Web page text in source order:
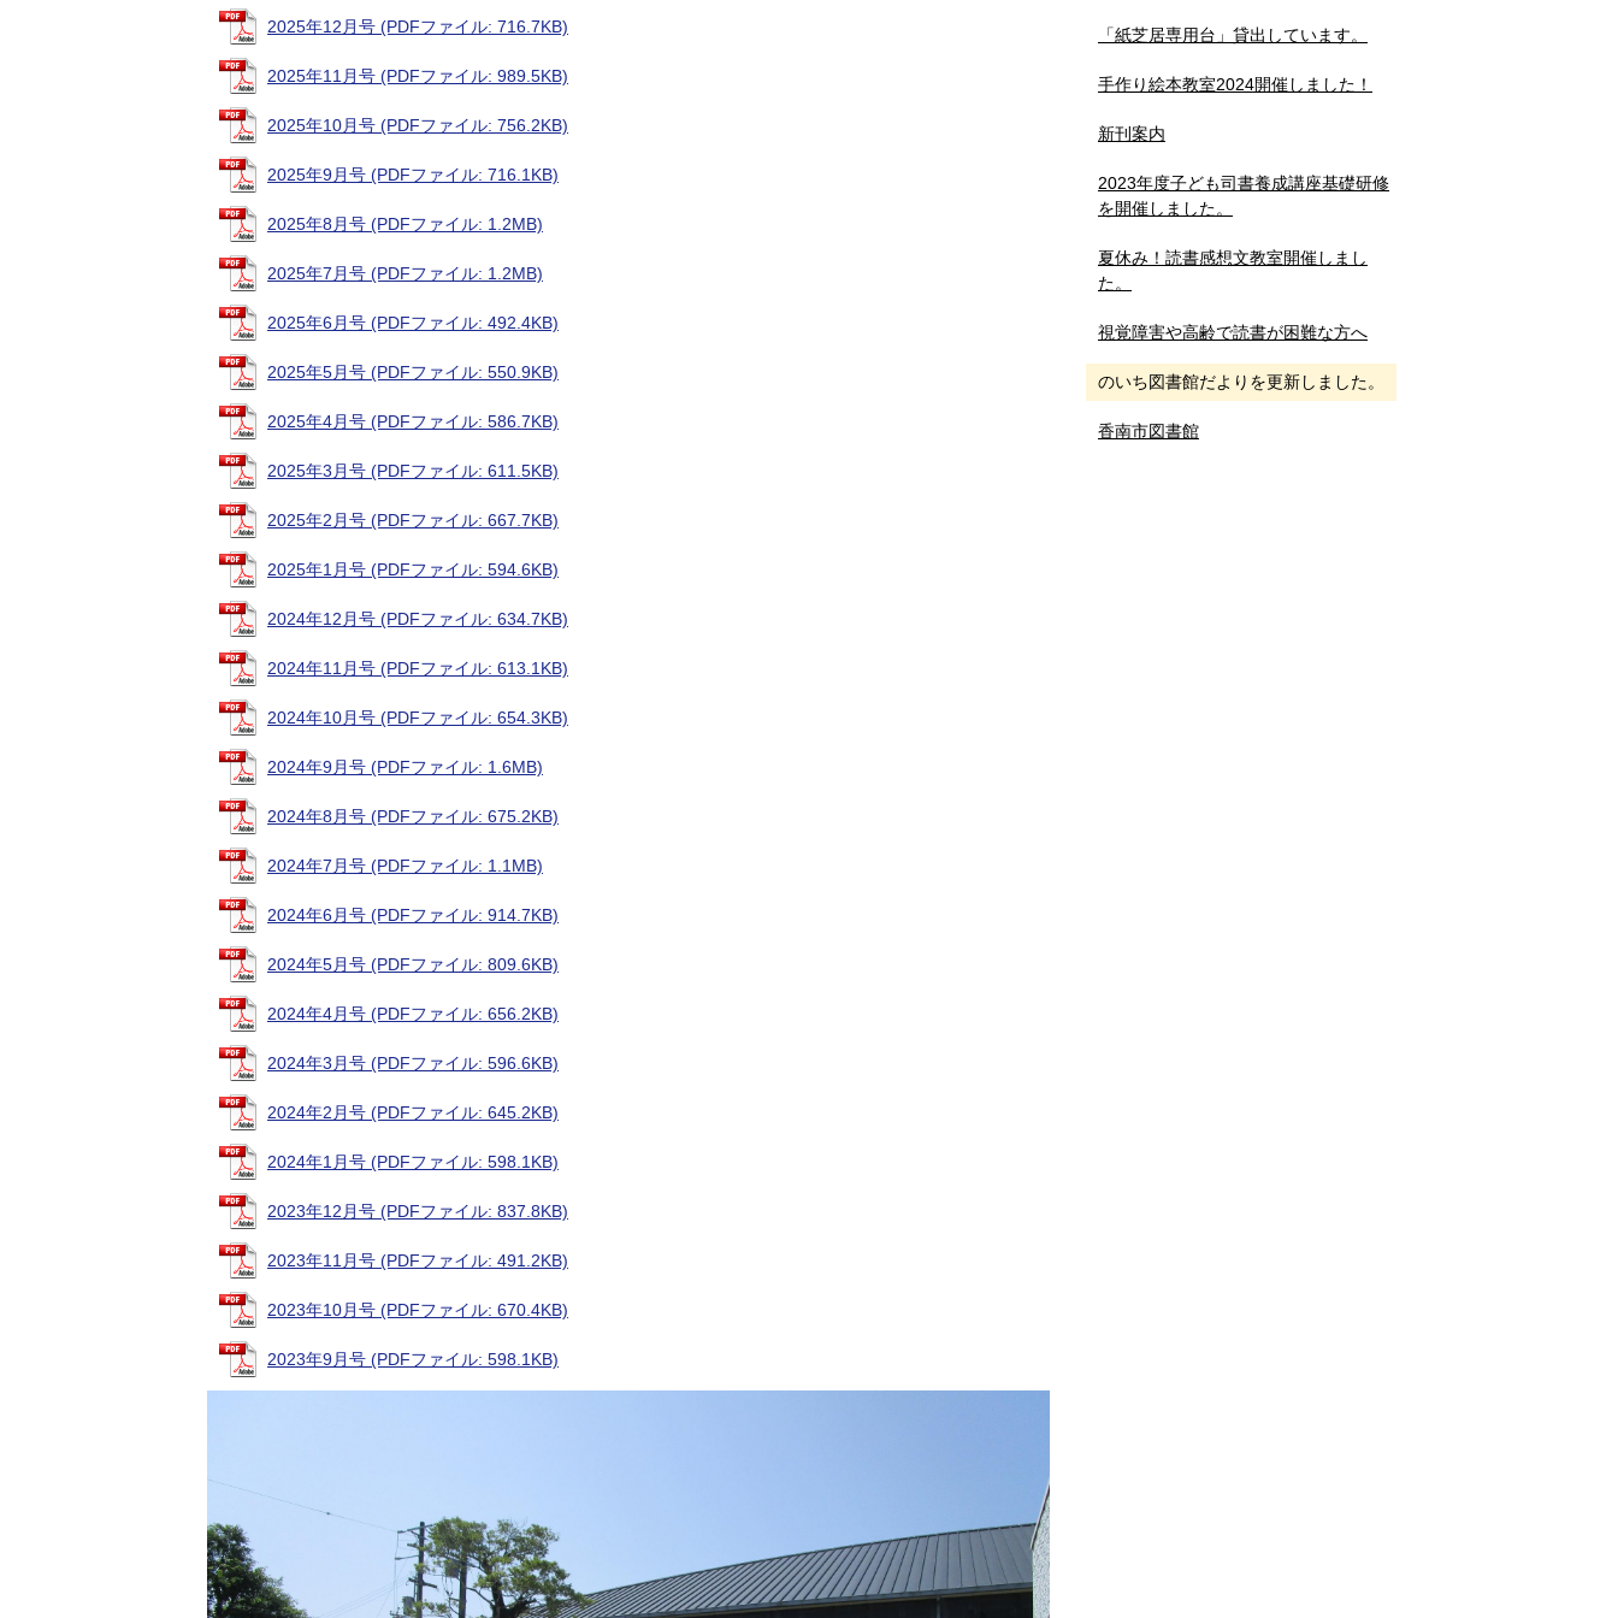
2025年12月号 (PDFファイル: 716.7KB)
2025年11月号 (PDFファイル: 989.5KB)
2025年10月号 (PDFファイル: 756.2KB)
2025年9月号 (PDFファイル: 716.1KB)
2025年8月号 (PDFファイル: 1.2MB)
2025年7月号 (PDFファイル: 1.2MB)
2025年6月号 (PDFファイル: 492.4KB)
2025年5月号 (PDFファイル: 550.9KB)
2025年4月号 (PDFファイル: 586.7KB)
2025年3月号 (PDFファイル: 611.5KB)
2025年2月号 (PDFファイル: 667.7KB)
2025年1月号 (PDFファイル: 594.6KB)
2024年12月号 (PDFファイル: 634.7KB)
2024年11月号 (PDFファイル: 613.1KB)
2024年10月号 (PDFファイル: 654.3KB)
2024年9月号 (PDFファイル: 1.6MB)
2024年8月号 (PDFファイル: 675.2KB)
2024年7月号 (PDFファイル: 1.1MB)
2024年6月号 (PDFファイル: 914.7KB)
2024年5月号 (PDFファイル: 809.6KB)
2024年4月号 (PDFファイル: 656.2KB)
2024年3月号 (PDFファイル: 596.6KB)
2024年2月号 (PDFファイル: 645.2KB)
2024年1月号 (PDFファイル: 598.1KB)
2023年12月号 (PDFファイル: 837.8KB)
2023年11月号 (PDFファイル: 491.2KB)
2023年10月号 (PDFファイル: 670.4KB)
2023年9月号 (PDFファイル: 598.1KB)
「紙芝居専用台」貸出しています。
手作り絵本教室2024開催しました！
新刊案内
2023年度子ども司書養成講座基礎研修
を開催しました。
夏休み！読書感想文教室開催しまし
た。
視覚障害や高齢で読書が困難な方へ
のいち図書館だよりを更新しました。
香南市図書館